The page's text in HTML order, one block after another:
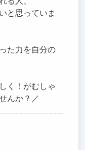
と思っていま
た力を自分の
く！がむしゃ
んか？／